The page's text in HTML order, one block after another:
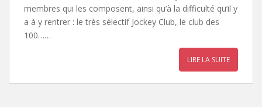
membres qui les composent, ainsi qu’à la difficulté qu’il y
a à y rentrer : le très sélectif Jockey Club, le club des
100……
LIRE LA SUITE